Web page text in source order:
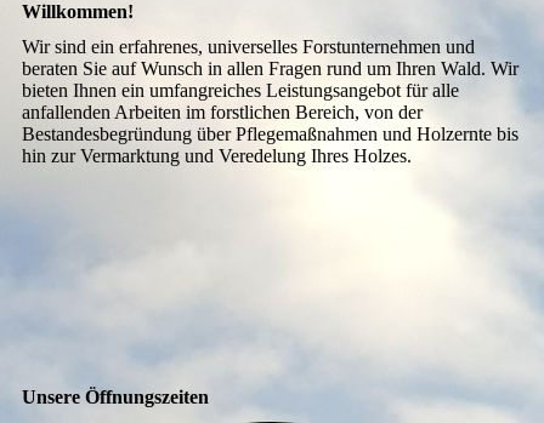
Willkommen!
Wir sind ein erfahrenes, universelles Forstunternehmen und
beraten Sie auf Wunsch in allen Fragen rund um Ihren Wald. Wir
bieten Ihnen ein umfangreiches Leistungsangebot für alle
anfallenden Arbeiten im forstlichen Bereich, von der
Bestandesbegründung über Pflegemaßnahmen und Holzernte bis
hin zur Vermarktung und Veredelung Ihres Holzes.
Unsere Öffnungszeiten